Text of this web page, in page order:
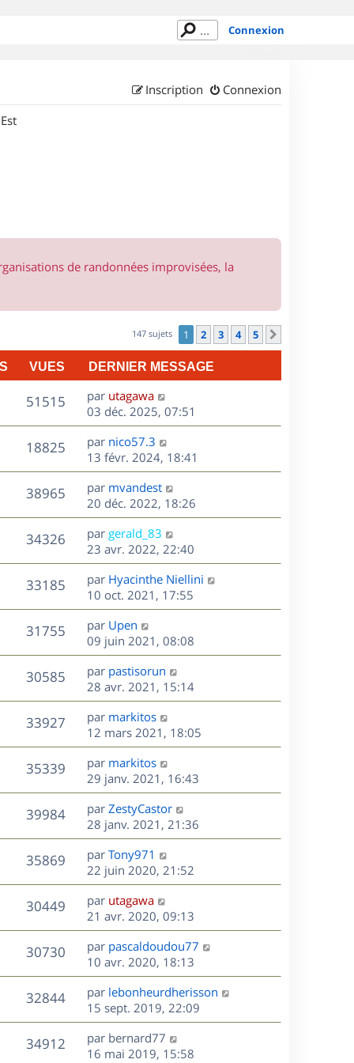
Connexion
Connexion
Inscription
de randonnées improvisées, la
147 sujets 1 2 3 4 5
VUES DERNIER MESSAGE
51515V
u
D
e
r
n
i
e
r
m
e
s
s
a
g
e
par utagawa
03 déc. 2025, 07:51
18825V
u
D
e
r
n
i
e
r
m
e
s
s
a
g
e
par nico57.3
13 févr. 2024, 18:41
38965V
u
e
D
e
r
n
i
e
r
m
e
s
s
a
g
e
par mvandest
20 déc. 2022, 18:26
34326V
u
D
e
r
n
i
e
r
m
e
s
s
a
g
e
par gerald_83
23 avr. 2022, 22:40
33185V
u
D
e
r
n
i
e
r
m
e
s
s
a
g
e
par Hyacinthe Niellini
10 oct. 2021, 17:55
31755V
u
s
D
e
r
n
i
e
r
m
e
s
s
a
g
e
par Upen
09 juin 2021, 08:08
30585V
u
s
D
e
r
n
i
e
r
m
e
s
s
a
g
e
par pastisorun
28 avr. 2021, 15:14
33927V
u
D
e
r
n
i
e
r
m
e
s
s
a
g
e
par markitos
12 mars 2021, 18:05
35339V
u
s
D
e
r
n
i
e
r
m
e
s
s
a
g
e
par markitos
29 janv. 2021, 16:43
39984V
u
s
D
e
r
n
i
e
r
m
e
s
s
a
g
e
par ZestyCastor
28 janv. 2021, 21:36
35869V
u
s
D
e
r
n
i
e
r
m
e
s
s
a
g
e
par Tony971
22 juin 2020, 21:52
30449V
u
D
e
r
n
i
e
r
m
e
s
s
par utagawa
21 avr. 2020, 09:13
30730V
u
s
D
e
r
n
i
e
r
m
par pascaldoudou77
10 avr. 2020, 18:13
32844V
u
e
D
e
r
n
i
par lebonheurdherisson
15 sept. 2019, 22:09
34912V
D
e
par bernard77
16 mai 2019, 15:58